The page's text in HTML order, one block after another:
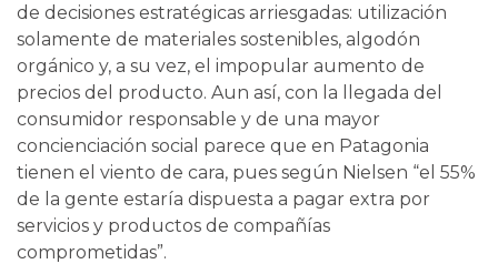
de decisiones estratégicas arriesgadas: utilización
solamente de materiales sostenibles, algodón
orgánico y, a su vez, el impopular aumento de
precios del producto. Aun así, con la llegada del
consumidor responsable y de una mayor
concienciación social parece que en Patagonia
tienen el viento de cara, pues según Nielsen “el 55%
de la gente estaría dispuesta a pagar extra por
servicios y productos de compañías
comprometidas”.